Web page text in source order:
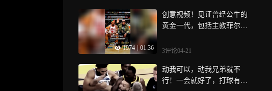
1974 01:36
创意视频！见证曾经公牛的
黄金一代，包括主教菲尔杰
己见一面！
3评论04-21
动我可以，动我兄弟就不
行！一会就好了，打球有点